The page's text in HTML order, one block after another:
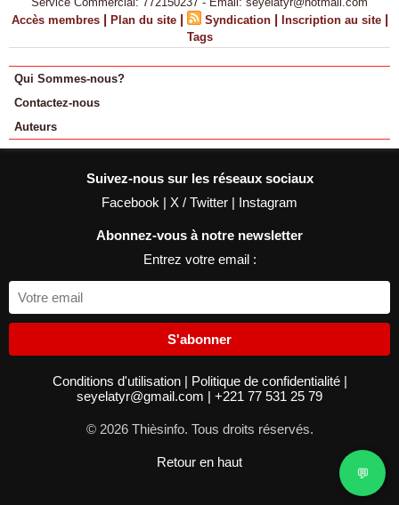
Accès membres | Plan du site | Syndication | Inscription au site |
Tags
Qui Sommes-nous?
Contactez-nous
Auteurs
Suivez-nous sur les réseaux sociaux
Facebook | X / Twitter | Instagram
Abonnez-vous à notre newsletter
Entrez votre email :
S'abonner
Conditions d'utilisation | Politique de confidentialité |
seyelatyr@gmail.com | +221 77 531 25 79
© 2026 Thièsinfo. Tous droits réservés.
Retour en haut
💬